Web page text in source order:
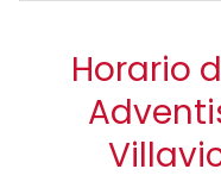
Horario